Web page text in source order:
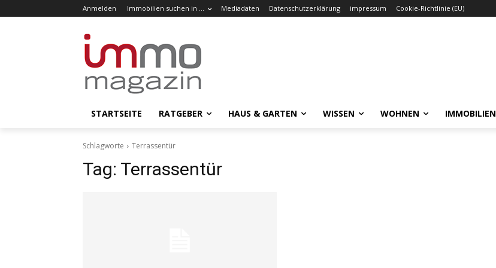
Anmelden Immobilien suchen in … Mediadaten Datenschutzerklärung impressum Cookie-Richtlinie (EU)
STARTSEITE RATGEBER HAUS & GARTEN WISSEN WOHNEN IMMOBILIEN
Schlagworte Terrassentür
Tag: Terrassentür